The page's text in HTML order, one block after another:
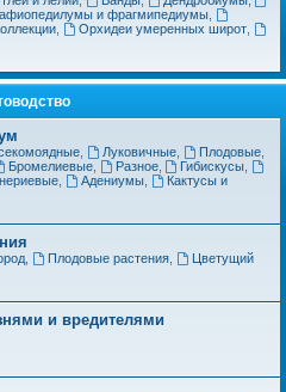
и фрагмипедиумы,
, Орхидеи умеренных широт,
, Луковичные, Плодовые,
Бромелиевые, Разное, Гибискусы
, Адениумы,
Кактусы и
, Плодовые растения,
Цветущий
и вредителями